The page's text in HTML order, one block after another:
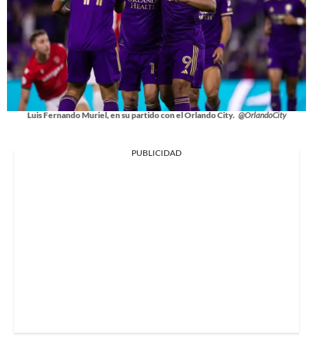
Luis Fernando Muriel, en su partido con el Orlando City. @OrlandoCity
PUBLICIDAD